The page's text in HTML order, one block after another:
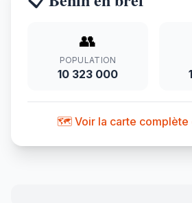
👥
POPULATION
10 323 000
🗺️ Voir la carte complète